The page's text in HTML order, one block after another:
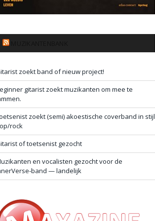
zoekt band of nieuw project!
gitarist zoekt muzikanten om mee te
zoekt (semi) akoestische coverband in stijl
rock
of toetsenist gezocht
en vocalisten gezocht voor de
band — landelijk